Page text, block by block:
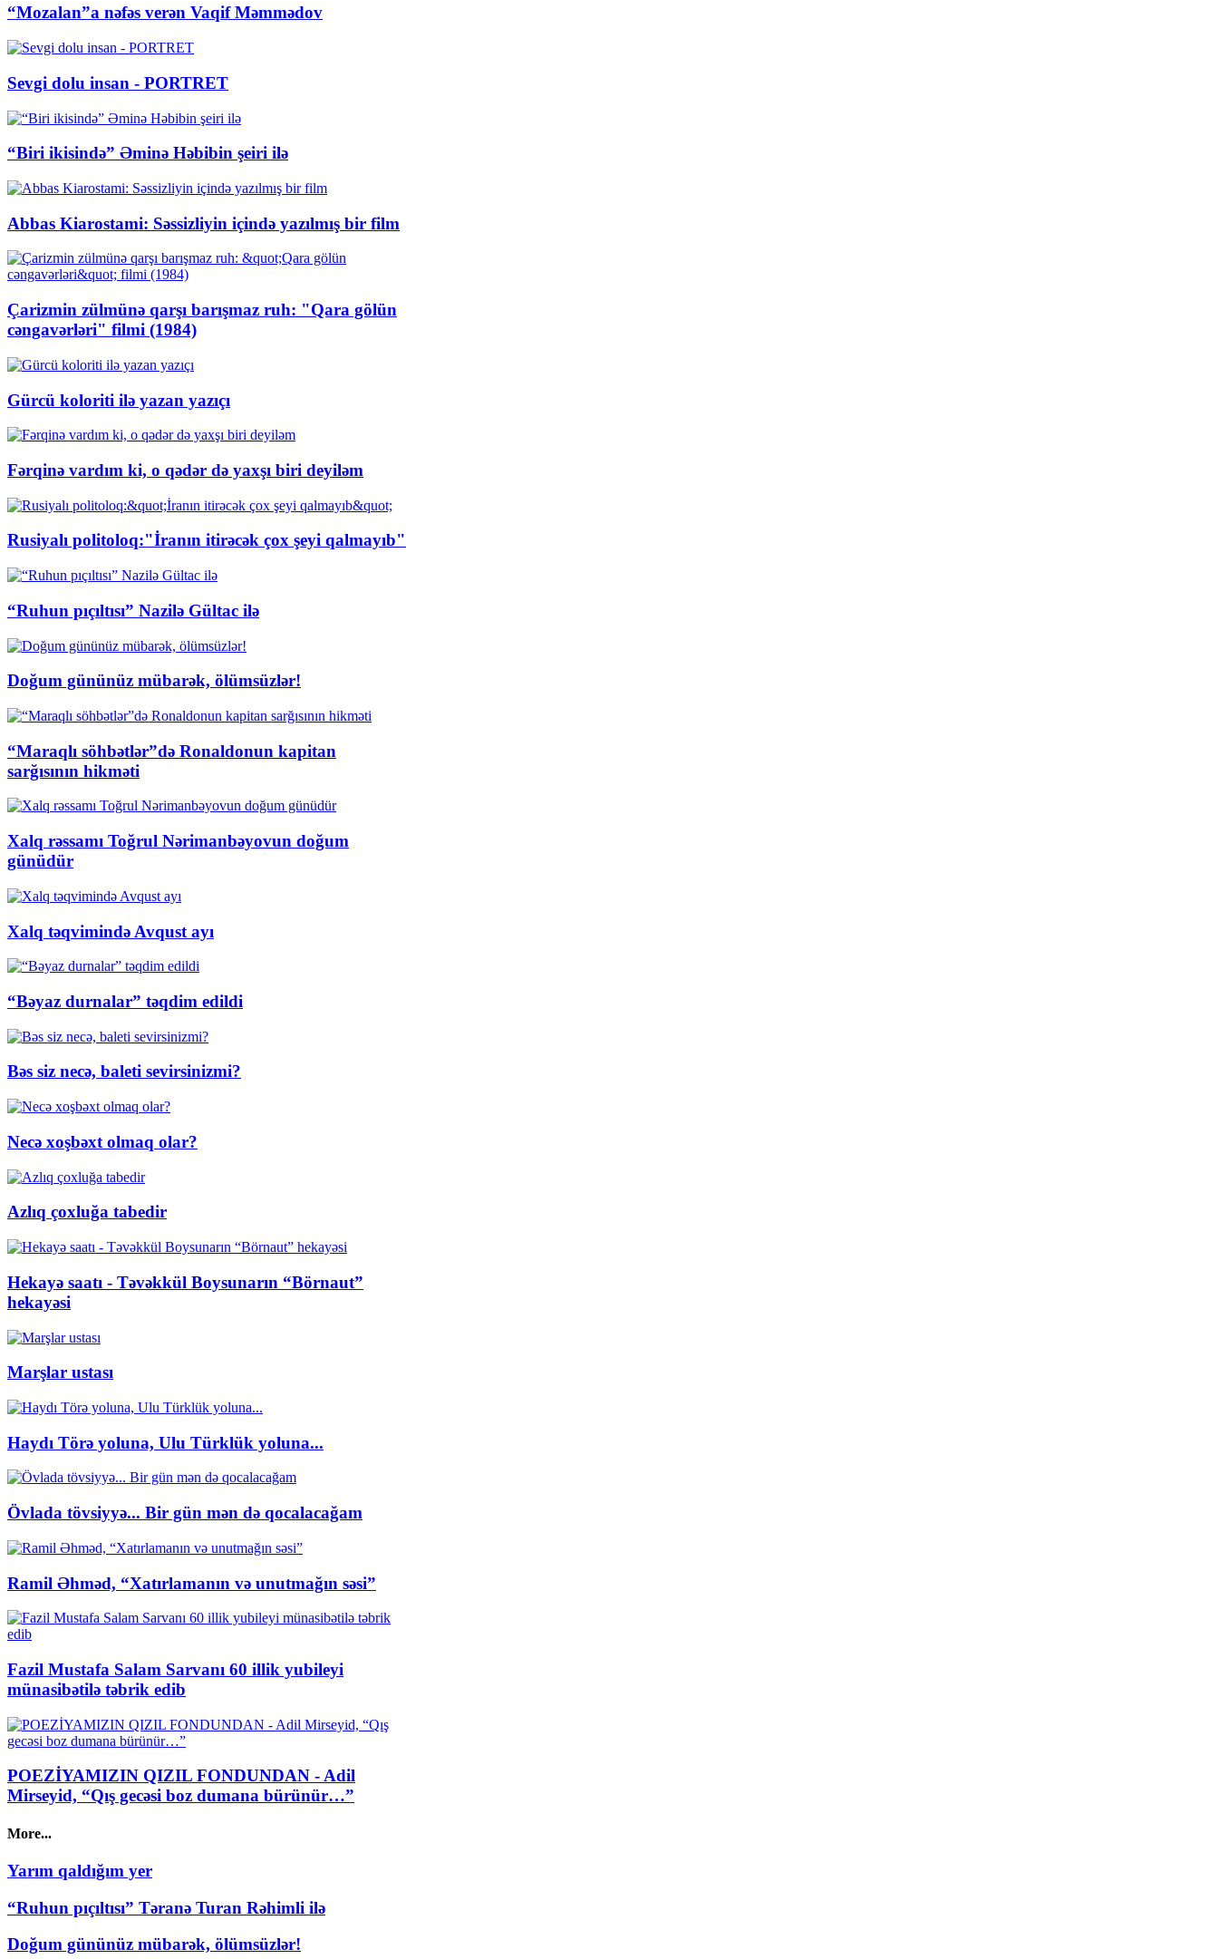
“Mozalan”a nəfəs verən Vaqif Məmmədov
Sevgi dolu insan - PORTRET
“Biri ikisində” Əminə Həbibin şeiri ilə
Abbas Kiarostami: Səssizliyin içində yazılmış bir film
Çarizmin zülmünə qarşı barışmaz ruh: "Qara gölün
cəngavərləri" filmi (1984)
Gürcü koloriti ilə yazan yazıçı
Fərqinə vardım ki, o qədər də yaxşı biri deyiləm
Rusiyalı politoloq:"İranın itirəcək çox şeyi qalmayıb"
“Ruhun pıçıltısı” Nazilə Gültac ilə
Doğum gününüz mübarək, ölümsüzlər!
“Maraqlı söhbətlər”də Ronaldonun kapitan
sarğısının hikməti
Xalq rəssamı Toğrul Nərimanbəyovun doğum
günüdür
Xalq təqvimində Avqust ayı
“Bəyaz durnalar” təqdim edildi
Bəs siz necə, baleti sevirsinizmi?
Necə xoşbəxt olmaq olar?
Azlıq çoxluğa tabedir
Hekayə saatı - Təvəkkül Boysunarın “Börnaut”
hekayəsi
Marşlar ustası
Haydı Törə yoluna, Ulu Türklük yoluna...
Övlada tövsiyyə... Bir gün mən də qocalacağam
Ramil Əhməd, “Xatırlamanın və unutmağın səsi”
Fazil Mustafa Salam Sarvanı 60 illik yubileyi
münasibətilə təbrik edib
POEZİYAMIZIN QIZIL FONDUNDAN - Adil
Mirseyid, “Qış gecəsi boz dumana bürünür…”
More...
Yarım qaldığım yer
“Ruhun pıçıltısı” Təranə Turan Rəhimli ilə
Doğum gününüz mübarək, ölümsüzlər!